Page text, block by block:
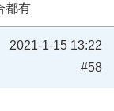
都有
2021-1-15 13:22
#58